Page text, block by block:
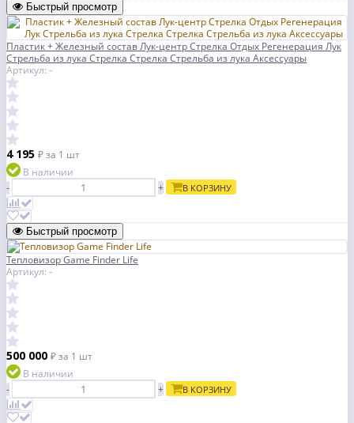
Быстрый просмотр
Пластик + Железный состав Лук-центр Стрелка Отдых Регенерация Лук
Стрельба из лука Стрелка Стрелка Стрельба из лука Аксессуары
Артикул: -
4 195 ₽за 1 шт
В наличии
-
+ В КОРЗИНУ
Быстрый просмотр
Тепловизор Game Finder Life
Артикул: -
500 000 ₽за 1 шт
В наличии
-
+ В КОРЗИНУ